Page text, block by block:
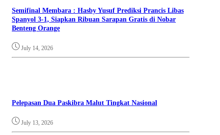
Semifinal Membara : Hasby Yusuf Prediksi Prancis Libas
Spanyol 3-1, Siapkan Ribuan Sarapan Gratis di Nobar
Benteng Orange
July 14, 2026
Pelepasan Dua Paskibra Malut Tingkat Nasional
July 13, 2026